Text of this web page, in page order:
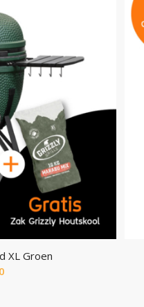
XL Groen